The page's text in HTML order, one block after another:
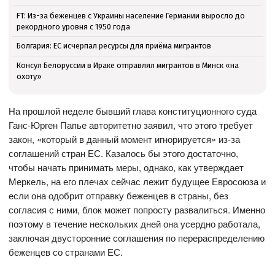
FT: Из-за беженцев с Украины население Германии выросло до
рекордного уровня с 1950 года
Болгария: ЕС исчерпал ресурсы для приёма мигрантов
Консул Белоруссии в Ираке отправлял мигрантов в Минск «на
охоту»
На прошлой неделе бывший глава конституционного суда
Ганс-Юрген Папье авторитетно заявил, что этого требует
закон, «который в данный момент игнорируется» из-за
соглашений стран ЕС. Казалось бы этого достаточно,
чтобы начать принимать меры, однако, как утверждает
Меркель, на его плечах сейчас лежит будущее Евросоюза и
если она одобрит отправку беженцев в страны, без
согласия с ними, блок может попросту развалиться. Именно
поэтому в течение нескольких дней она усердно работала,
заключая двусторонние соглашения по перераспределению
беженцев со странами ЕС.